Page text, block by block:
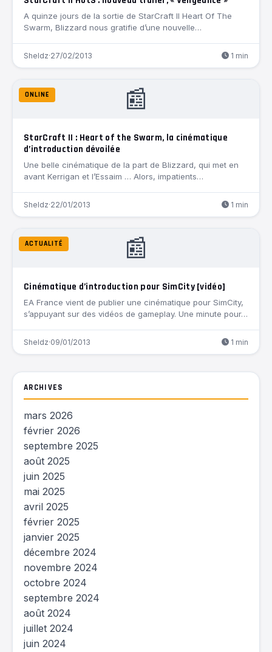
A quinze jours de la sortie de StarCraft II Heart Of The
Swarm, Blizzard nous gratifie d’une nouvelle…
Sheldz·27/02/2013 1 min
📰
ONLINE
StarCraft II : Heart of the Swarm, la cinématique
d’introduction dévoilée
Une belle cinématique de la part de Blizzard, qui met en
avant Kerrigan et l’Essaim … Alors, impatients…
Sheldz·22/01/2013 1 min
📰
ACTUALITÉ
Cinématique d’introduction pour SimCity [vidéo]
EA France vient de publier une cinématique pour SimCity,
s’appuyant sur des vidéos de gameplay. Une minute pour…
Sheldz·09/01/2013 1 min
ARCHIVES
mars 2026
février 2026
septembre 2025
août 2025
juin 2025
mai 2025
avril 2025
février 2025
janvier 2025
décembre 2024
novembre 2024
octobre 2024
septembre 2024
août 2024
juillet 2024
juin 2024